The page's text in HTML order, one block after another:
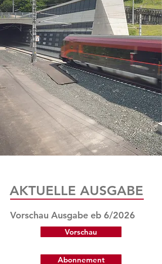
AKTUELLE AUSGABE
Vorschau Ausgabe eb 6/2026
Vorschau
Abonnement